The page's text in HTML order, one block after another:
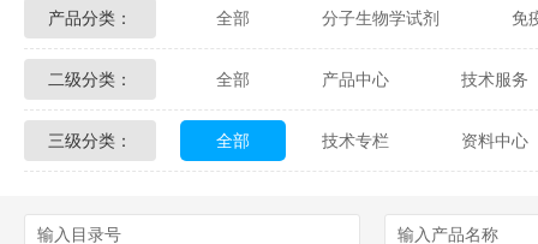
Glycon Biochem Sterlitech
Echelon Biosciences Verichem
Affinity Biologicals Kingfisher
产品分类： 全部 分子生物学试剂 免
化学及生物化学试剂 材料学试剂
二级分类： 全部 产品中心 技术服务
配送方式 售后服务 技术
三级分类： 全部 技术专栏 资料中心